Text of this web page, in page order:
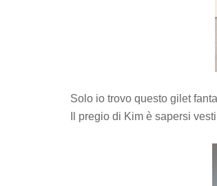
Solo io trovo questo gilet
Il pregio di Kim è sapersi